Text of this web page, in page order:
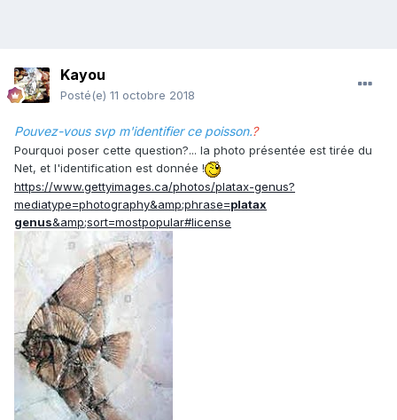
Kayou
Posté(e) 11 octobre 2018
Pouvez-vous svp m'identifier ce poisson.?
Pourquoi poser cette question?... la photo présentée est tirée du
Net, et l'identification est donnée !
https://www.gettyimages.ca/photos/platax-genus?
mediatype=photography&amp;phrase=platax
genus&amp;sort=mostpopular#license